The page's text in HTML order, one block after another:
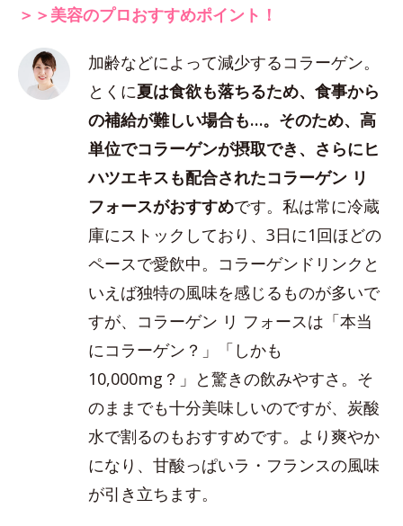
＞＞美容のプロおすすめポイント！
加齢などによって減少するコラーゲン。
とくに夏は食欲も落ちるため、食事から
の補給が難しい場合も…。そのため、高
単位でコラーゲンが摂取でき、さらにヒ
ハツエキスも配合されたコラーゲン リ
フォースがおすすめです。私は常に冷蔵
庫にストックしており、3日に1回ほどの
ペースで愛飲中。コラーゲンドリンクと
いえば独特の風味を感じるものが多いで
すが、コラーゲン リ フォースは「本当
にコラーゲン？」「しかも
10,000mg？」と驚きの飲みやすさ。そ
のままでも十分美味しいのですが、炭酸
水で割るのもおすすめです。より爽やか
になり、甘酸っぱいラ・フランスの風味
が引き立ちます。